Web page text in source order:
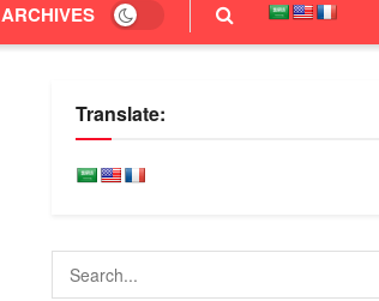
ARCHIVES
Translate: